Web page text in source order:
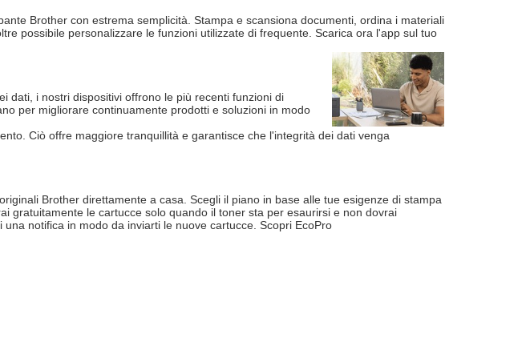
Brother con estrema semplicità. Stampa e scansiona documenti, ordina i materiali
possibile personalizzare le funzioni utilizzate di frequente. Scarica ora l'app sul tuo
dati, i nostri dispositivi offrono le più recenti funzioni di
per migliorare continuamente prodotti e soluzioni in modo
Ciò offre maggiore tranquillità e garantisce che l'integrità dei dati venga
Brother direttamente a casa. Scegli il piano in base alle tue esigenze di stampa
gratuitamente le cartucce solo quando il toner sta per esaurirsi e non dovrai
notifica in modo da inviarti le nuove cartucce. Scopri EcoPro